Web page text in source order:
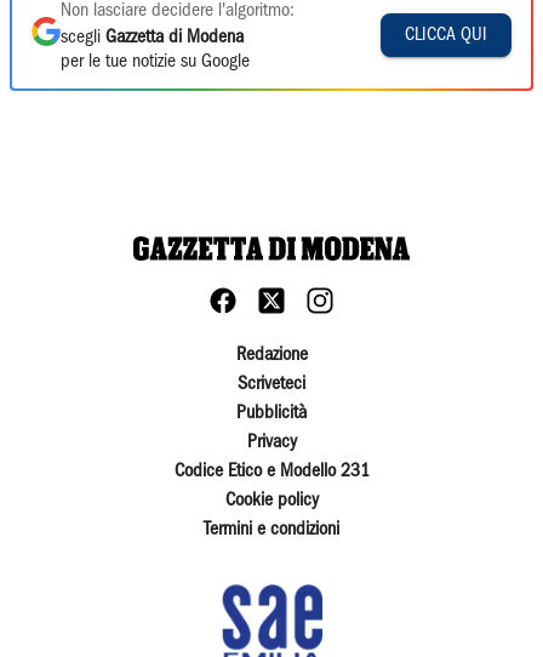
Non lasciare decidere l'algoritmo:
scegli Gazzetta di Modena
per le tue notizie su Google
CLICCA QUI
Redazione
Scriveteci
Pubblicità
Privacy
Codice Etico e Modello 231
Cookie policy
Termini e condizioni